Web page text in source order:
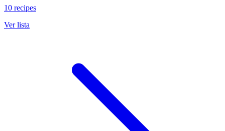
10 recipes
Ver lista